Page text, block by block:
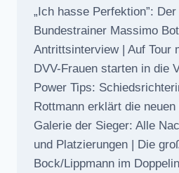
„Ich hasse Perfektion”:
Bundestrainer Massimo
Antrittsinterview | Auf Tour
DVV-Frauen starten in die
Power Tips:
Rottmann erklärt die
Galerie der Sieger: Alle
und Platzierungen | Die
Bock/Lippmann im